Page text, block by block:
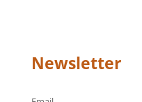
Newsletter